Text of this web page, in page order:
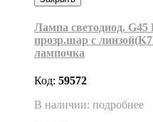
Лампа светодиод.
прозр.шар с
лампочка
Код: 59572
В наличии: подробнее